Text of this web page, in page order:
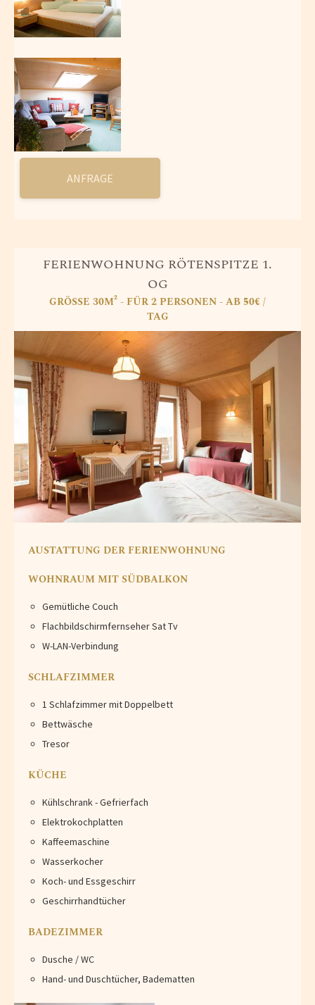
ANFRAGE
FERIENWOHNUNG RÖTENSPITZE 1.
OG
GRÖSSE 30M² - FÜR 2 PERSONEN - AB 50€ /
TAG
AUSTATTUNG DER FERIENWOHNUNG
WOHNRAUM MIT SÜDBALKON
Gemütliche Couch
Flachbildschirmfernseher Sat Tv
W-LAN-Verbindung
SCHLAFZIMMER
1 Schlafzimmer mit Doppelbett
Bettwäsche
Tresor
KÜCHE
Kühlschrank - Gefrierfach
Elektrokochplatten
Kaffeemaschine
Wasserkocher
Koch- und Essgeschirr
Geschirrhandtücher
BADEZIMMER
Dusche / WC
Hand- und Duschtücher, Badematten